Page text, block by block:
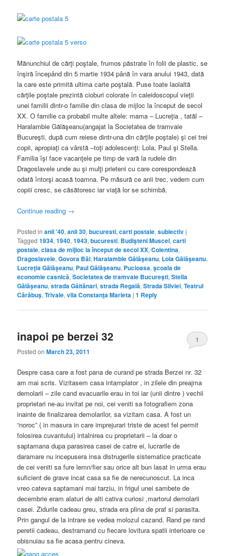
Mănunchiul de cărţi poştale, frumos păstrate în folii de plastic, se
înşiră începând din 5 martie 1934 până în vara anului 1943, dată
la care este primită ultima carte poştală. Puse toate laolaltă
cărţile poştale prezintă cioburi colorate în caleidoscopul vieţii
unei familii dintr-o familie din clasa de mijloc la început de secol
XX. O familie ca probabil multe altele: mama – Lucreţia , tatăl –
Haralambie Gălăşeanu(angajat la Societatea de tramvaie
Bucureşti, după cum reiese dintr-una din cărţile poştale) şi cei trei
copii, apropiaţi ca vârstă –toţi adolescenţi: Lola, Paul şi Stella.
Familia îşi face vacanţele pe timp de vară la rudele din
Dragoslavele unde au şi mulţi prieteni cu care corespondează
odată întorşi acasă toamna. Pe măsură ce anii trec, vedem cum
copiii cresc, se căsătoresc iar viaţă lor se schimbă.
Continue reading →
Posted in anii '40,anii 30,bucuresti,carti postale,subiectiv |
Tagged 1934,1940,1943,bucuresti, Budişteni Muscel,carti
postale,clasa de mijloc la început de secol XX,Colentina,
Dragoslavele,Govora Băi,Haralambie Gălăşeanu, Lola Gălăşeanu,
Lucreţia Gălăşeanu, Paul Gălăşeanu, Pucioasa,şcoala de
economie casnică,Societatea de tramvaie Bucureşti,Stella
Gălăşeanu,strada Găitănari,strada Regală,Strada Silviei,Teatrul
Cărăbuş,Trivale,vila Constanţa Marieta |1 Reply
inapoi pe berzei 32
Posted onMarch 23, 2011
1
Despre casa care a fost pana de curand pe strada Berzei nr. 32
am mai scris. Vizitasem casa intamplator , in zilele din preajma
demolarii – zile cand evacuarile erau in toi iar (unii dintre ) vechii
proprietari ne-au invitat pe noi, cei veniti sa fotografiem zona
inainte de finalizarea demolarilor, sa vizitam casa. A fost un
“noroc” ( in masura in care imprejurari triste de acest fel permit
folosirea cuvantului) intalnirea cu proprietarii – la doar o
saptamana dupa parasirea casei de catre ei, lucrarile de
daramare nu incepusera insa distrugerile sistematice practicate
de cei veniti sa fure lemn/fier sau orice alt bun lasat in urma erau
suficient de grave incat casa sa fie de nerecunoscut. La inca
vreo cateva saptamani mai tarziu, in frigul unei sambete de
decembrie eram alaturi de alti cativa curiosi ,martorul demolarii
casei. Zidurile cadeau greu, strada era plina de praf si parasita.
Prin gangul de la intrare se vedea molozul cazand. Rand pe rand
peretii cadeau, destramand cu fiecare lovitura spatii interioare ce
obisnuiau sa fie acasa pentru cineva.